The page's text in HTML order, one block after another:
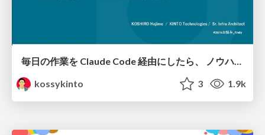
毎日の作業を Claude Code 経由にしたら、 ノウハウがコードになった
kossykinto
3 1.9k